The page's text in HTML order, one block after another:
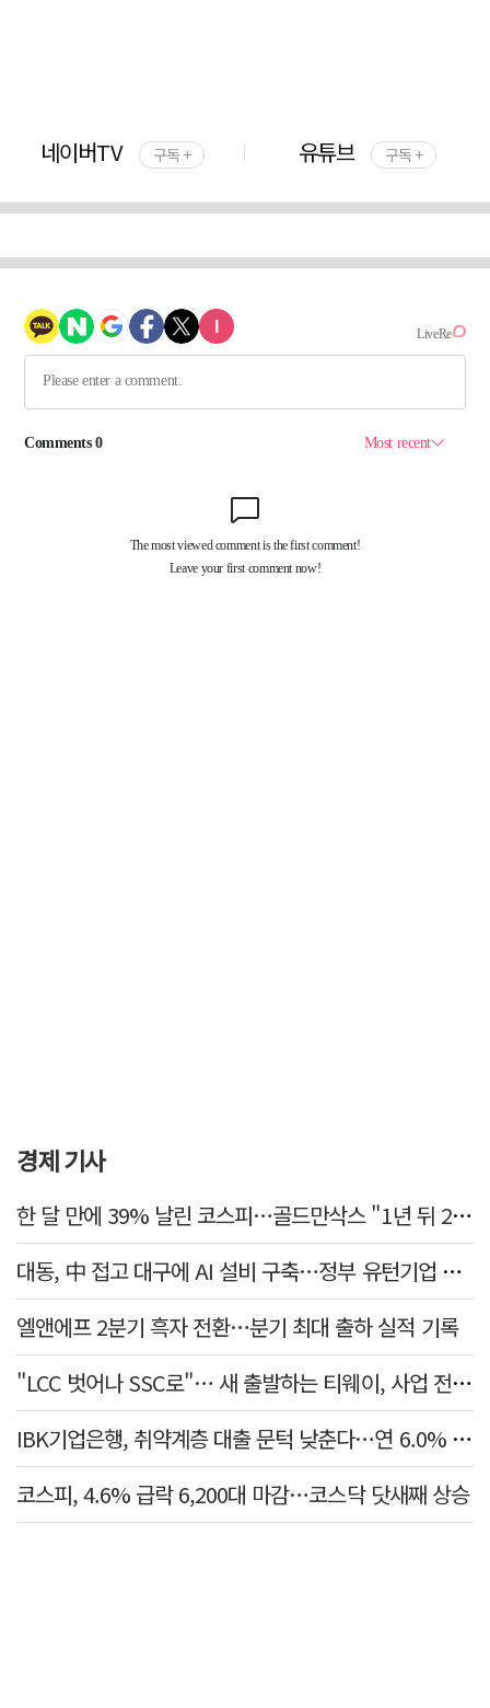
네이버TV 구독 + 유튜브 구독 +
경제 기사
한 달 만에 39% 날린 코스피…골드만삭스 "1년 뒤 2배" 예상, 왜?
대동, 中 접고 대구에 AI 설비 구축…정부 유턴기업 선정
엘앤에프 2분기 흑자 전환…분기 최대 출하 실적 기록
"LCC 벗어나 SSC로"… 새 출발하는 티웨이, 사업 전략 발표
IBK기업은행, 취약계층 대출 문턱 낮춘다…연 6.0% 'i-ONE 햇살론 특례보증' 비대면 출시
코스피, 4.6% 급락 6,200대 마감…코스닥 닷새째 상승